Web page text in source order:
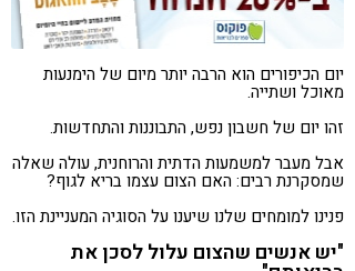
יום הכיפורים הוא הרבה יותר מיום של הימנעות
מאוכל ושתייה.
זהו יום של חשבון נפש, התבוננות והתחדשות.
אבל מעבר למשמעות הדתית והרוחנית, עולה שאלה
שמסקרנת רבים: האם הצום עצמו בריא לגוף?
פנינו למומחים שלנו שיענו על הסוגיה המעניינת הזו.
"יש אנשים שהצום עלול לסכן את